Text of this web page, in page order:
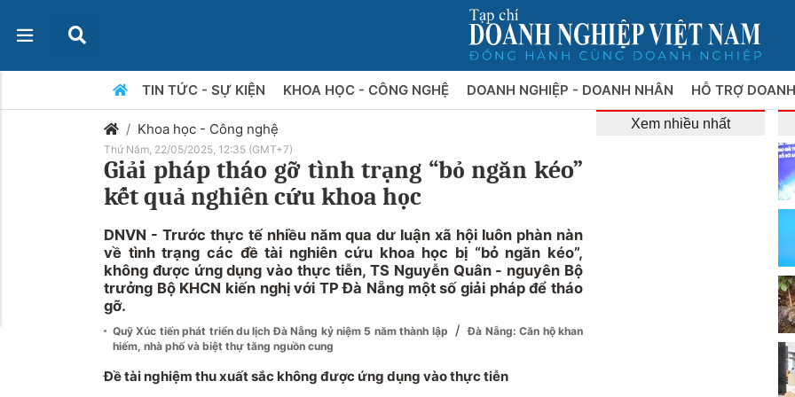
TIN TỨC - SỰ KIỆN KHOA HỌC - CÔNG NGHỆ DOANH NGHIỆP - DOANH NHÂN HỖ TRỢ
Khoa học - Công nghệ
Thứ Năm, 22/05/2025, 12:35 (GMT+7)
Giải pháp tháo gỡ tình trạng “bỏ ngăn kéo”
kết quả nghiên cứu khoa học
DNVN - Trước thực tế nhiều năm qua dư luận xã hội luôn phàn nàn
về tình trạng các đề tài nghiên cứu khoa học bị “bỏ ngăn kéo”,
không được ứng dụng vào thực tiễn, TS Nguyễn Quân - nguyên Bộ
trưởng Bộ KHCN kiến nghị với TP Đà Nẵng một số giải pháp để tháo
gỡ.
Quỹ Xúc tiến phát triển du lịch Đà Nẵng kỷ niệm 5 năm thành lập /
Đà Nẵng: Căn hộ khan
hiếm, nhà phố và biệt thự tăng nguồn cung
Đề tài nghiệm thu xuất sắc không được ứng dụng vào thực tiễn
Xem nhiều nhất